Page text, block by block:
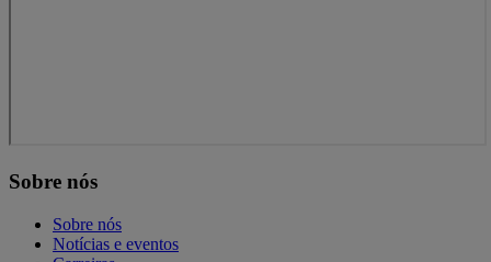
Sobre nós
Sobre nós
Notícias e eventos